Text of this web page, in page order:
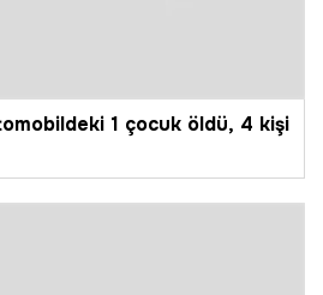
1 çocuk öldü, 4 kişi